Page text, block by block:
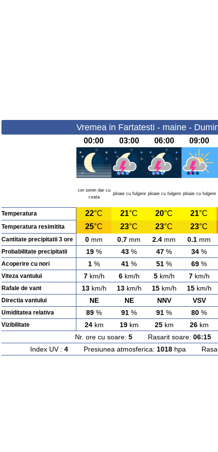
Vremea in Fartatesti - maine -
00:00 03:00 06:00 09:00
cer senin dar cu
ceata
ploaie cu fulgere ploaie cu fulgere ploaie cu fulgere
Temperatura 22°C 21°C 20°C 21°C
Temperatura resimitita 25°C 23°C 23°C 23°C
Cantitate precipitatii 3 ore 0 mm 0.7 mm 2.4 mm 0.1 mm
Probabilitate precipitatii 19 % 43 % 47 % 34 %
Acoperire cu nori 1 % 41 % 51 % 69 %
Viteza vantului 7km/h 6km/h 5km/h 7km/h
Rafale de vant 13km/h 13km/h 15km/h 15km/h
Directia vantului NE NE NNV VSV
Umiditatea relativa 89 % 91 % 91 % 80 %
Vizibilitate 24km 19km 25km 26km
Nr. ore cu soare: 5Rasarit soare: 06:15
Index UV : 4Presiunea atmosferica: 1018hpa